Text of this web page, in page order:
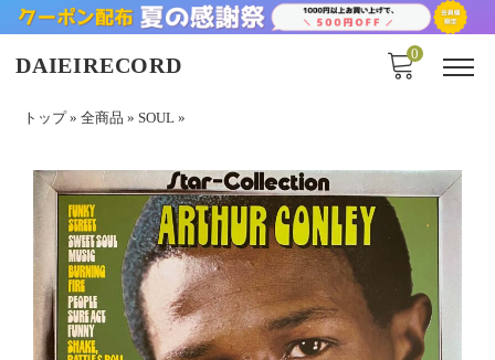
DAIEIRECORD 0
トップ» 全商品 » SOUL »